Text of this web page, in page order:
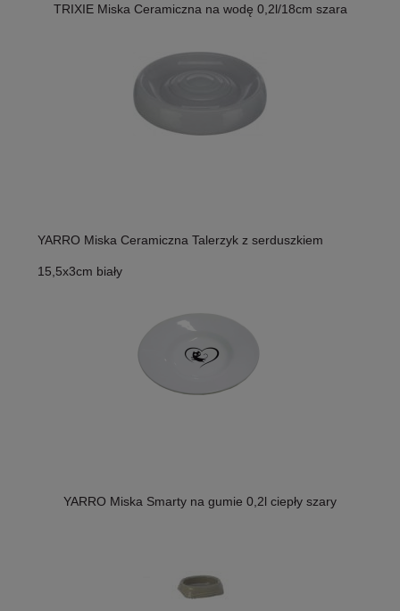
TRIXIE Miska Ceramiczna na wodę 0,2l/18cm szara
YARRO Miska Ceramiczna Talerzyk z serduszkiem
15,5x3cm biały
YARRO Miska Smarty na gumie 0,2l ciepły szary